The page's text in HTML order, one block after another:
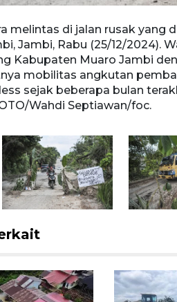
melintas di jalan rusak yang
Jambi, Rabu (25/12/2024).
Kabupaten Muaro Jambi
mobilitas angkutan
sejak beberapa bulan
Wahdi Septiawan/foc.